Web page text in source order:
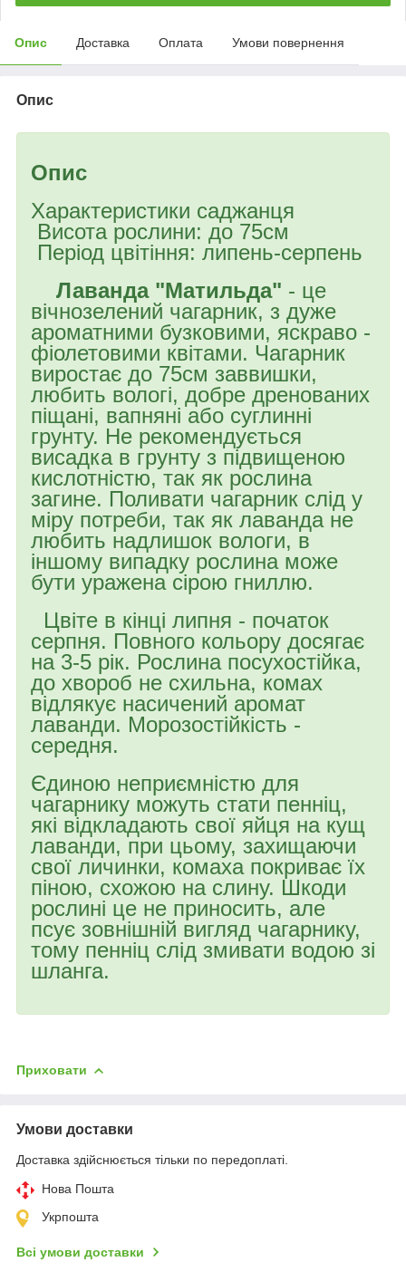
Опис Доставка Оплата Умови повернення
Опис
Опис
Характеристики саджанця
Висота рослини: до 75см
Період цвітіння: липень-серпень
Лаванда "Матильда" - це
вічнозелений чагарник, з дуже
ароматними бузковими, яскраво -
фіолетовими квітами. Чагарник
виростає до 75см заввишки,
любить вологі, добре дренованих
піщані, вапняні або суглинні
грунту. Не рекомендується
висадка в грунту з підвищеною
кислотністю, так як рослина
загине. Поливати чагарник слід у
міру потреби, так як лаванда не
любить надлишок вологи, в
іншому випадку рослина може
бути уражена сірою гниллю.
Цвіте в кінці липня - початок
серпня. Повного кольору досягає
на 3-5 рік. Рослина посухостійка,
до хвороб не схильна, комах
відлякує насичений аромат
лаванди. Морозостійкість -
середня.
Єдиною неприємністю для
чагарнику можуть стати пенніц,
які відкладають свої яйця на кущ
лаванди, при цьому, захищаючи
свої личинки, комаха покриває їх
піною, схожою на слину. Шкоди
рослині це не приносить, але
псує зовнішній вигляд чагарнику,
тому пенніц слід змивати водою зі
шланга.
Приховати
Умови доставки
Доставка здійснюється тільки по передоплаті.
Нова Пошта
Укрпошта
Всі умови доставки